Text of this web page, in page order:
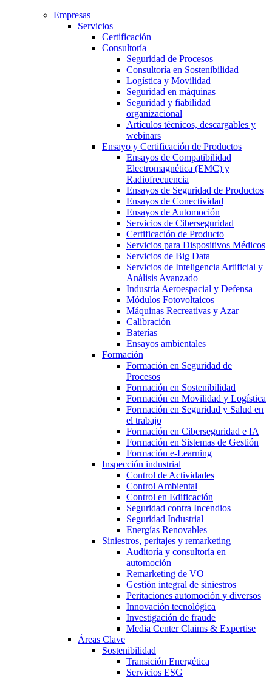
Empresas
Servicios
Certificación
Consultoría
Seguridad de Procesos
Consultoría en Sostenibilidad
Logística y Movilidad
Seguridad en máquinas
Seguridad y fiabilidad
organizacional
Artículos técnicos, descargables y
webinars
Ensayo y Certificación de Productos
Ensayos de Compatibilidad
Electromagnética (EMC) y
Radiofrecuencia
Ensayos de Seguridad de Productos
Ensayos de Conectividad
Ensayos de Automoción
Servicios de Ciberseguridad
Certificación de Producto
Servicios para Dispositivos Médicos
Servicios de Big Data
Servicios de Inteligencia Artificial y
Análisis Avanzado
Industria Aeroespacial y Defensa
Módulos Fotovoltaicos
Máquinas Recreativas y Azar
Calibración
Baterías
Ensayos ambientales
Formación
Formación en Seguridad de
Procesos
Formación en Sostenibilidad
Formación en Movilidad y Logística
Formación en Seguridad y Salud en
el trabajo
Formación en Ciberseguridad e IA
Formación en Sistemas de Gestión
Formación e-Learning
Inspección industrial
Control de Actividades
Control Ambiental
Control en Edificación
Seguridad contra Incendios
Seguridad Industrial
Energías Renovables
Siniestros, peritajes y remarketing
Auditoría y consultoría en
automoción
Remarketing de VO
Gestión integral de siniestros
Peritaciones automoción y diversos
Innovación tecnológica
Investigación de fraude
Media Center Claims & Expertise
Áreas Clave
Sostenibilidad
Transición Energética
Servicios ESG